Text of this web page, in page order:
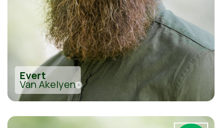
Evert
Van Akelyen